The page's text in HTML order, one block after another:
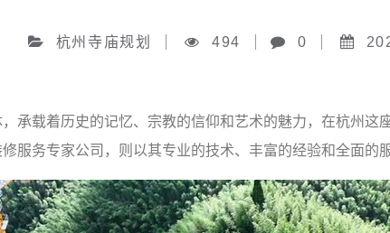
杭州寺庙规划 494 0
承载着历史的记忆、宗教的信仰和艺术的魅力，在杭州这
服务专家公司，则以其专业的技术、丰富的经验和全面的